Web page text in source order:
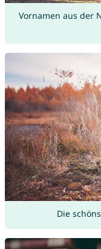
Vornamen aus der
Die